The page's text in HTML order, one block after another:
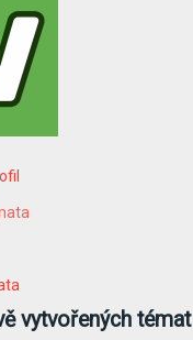
vytvořených témat